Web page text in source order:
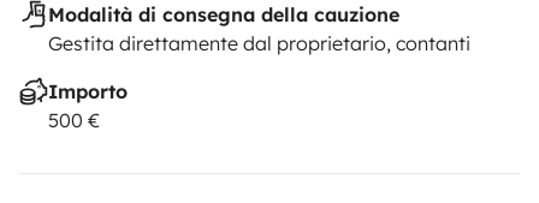
Modalità di consegna della cauzione
Gestita direttamente dal proprietario, contanti
Importo
500 €